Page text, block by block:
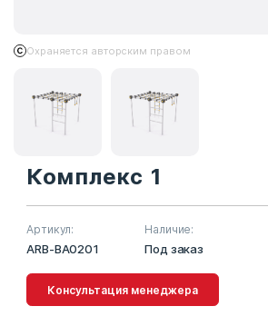
Охраняется авторским правом
Комплекс 1
Артикул:
ARB-BA0201
Наличие:
Под заказ
Консультация менеджера